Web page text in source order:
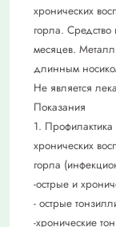
хронических
горла.
месяцев.
длинным
Не является
Показания
1.
хронических
горла
-острые и
- острые
-хронические